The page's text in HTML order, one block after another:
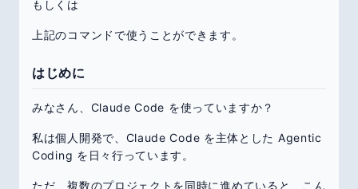
もしくは
上記のコマンドで使うことができます。
はじめに
みなさん、Claude Code を使っていますか？
私は個人開発で、Claude Code を主体とした Agentic
Coding を日々行っています。
ただ、複数のプロジェクトを同時に進めていると、こん